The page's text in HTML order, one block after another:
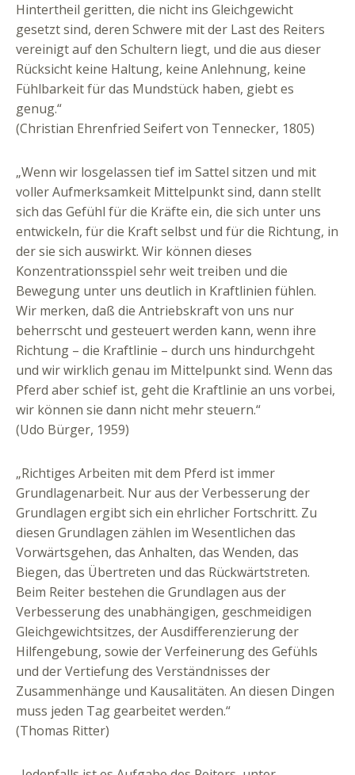
Hintertheil geritten, die nicht ins Gleichgewicht
gesetzt sind, deren Schwere mit der Last des Reiters
vereinigt auf den Schultern liegt, und die aus dieser
Rücksicht keine Haltung, keine Anlehnung, keine
Fühlbarkeit für das Mundstück haben, giebt es
genug.“
(Christian Ehrenfried Seifert von Tennecker, 1805)
„Wenn wir losgelassen tief im Sattel sitzen und mit
voller Aufmerksamkeit Mittelpunkt sind, dann stellt
sich das Gefühl für die Kräfte ein, die sich unter uns
entwickeln, für die Kraft selbst und für die Richtung, in
der sie sich auswirkt. Wir können dieses
Konzentrationsspiel sehr weit treiben und die
Bewegung unter uns deutlich in Kraftlinien fühlen.
Wir merken, daß die Antriebskraft von uns nur
beherrscht und gesteuert werden kann, wenn ihre
Richtung – die Kraftlinie – durch uns hindurchgeht
und wir wirklich genau im Mittelpunkt sind. Wenn das
Pferd aber schief ist, geht die Kraftlinie an uns vorbei,
wir können sie dann nicht mehr steuern.“
(Udo Bürger, 1959)
„Richtiges Arbeiten mit dem Pferd ist immer
Grundlagenarbeit. Nur aus der Verbesserung der
Grundlagen ergibt sich ein ehrlicher Fortschritt. Zu
diesen Grundlagen zählen im Wesentlichen das
Vorwärtsgehen, das Anhalten, das Wenden, das
Biegen, das Übertreten und das Rückwärtstreten.
Beim Reiter bestehen die Grundlagen aus der
Verbesserung des unabhängigen, geschmeidigen
Gleichgewichtsitzes, der Ausdifferenzierung der
Hilfengebung, sowie der Verfeinerung des Gefühls
und der Vertiefung des Verständnisses der
Zusammenhänge und Kausalitäten. An diesen Dingen
muss jeden Tag gearbeitet werden.“
(Thomas Ritter)